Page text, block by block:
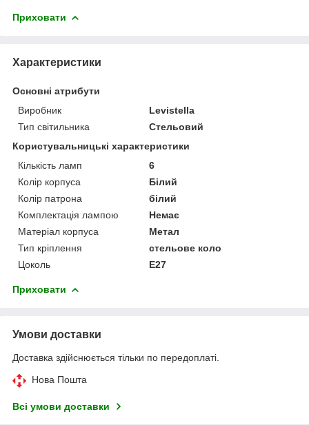
Приховати
Характеристики
Основні атрибути
Виробник
Levistella
Тип світильника
Стельовий
Користувальницькі характеристики
Кількість ламп
6
Колір корпуса
Білий
Колір патрона
білий
Комплектація лампою
Немає
Матеріал корпуса
Метал
Тип кріплення
стельове коло
Цоколь
E27
Приховати
Умови доставки
Доставка здійснюється тільки по передоплаті.
Нова Пошта
Всі умови доставки